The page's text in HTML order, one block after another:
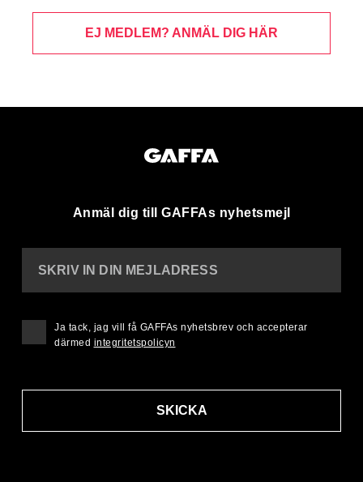
EJ MEDLEM? ANMÄL DIG HÄR
Anmäl dig till GAFFAs nyhetsmejl
SKRIV IN DIN MEJLADRESS
SKICKA
Ja tack, jag vill få GAFFAs nyhetsbrev och accepterar
därmed integritetspolicyn